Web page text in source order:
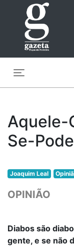
Aquele-
Se-
Joaquim Leal
OPINIÃO
Diabos são
gente, e se não